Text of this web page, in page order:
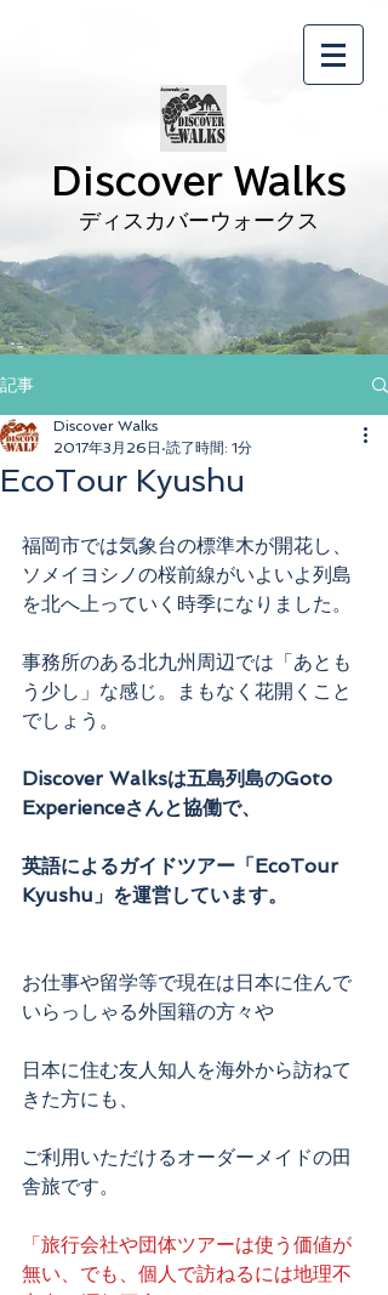
Discover Walks
ディスカバーウォークス
記事
EcoTour Kyushu
Discover Walks
2017年3月26日 読了時間: 1分
福岡市では気象台の標準木が開花し、
ソメイヨシノの桜前線がいよいよ列島
を北へ上っていく時季になりました。
事務所のある北九州周辺では「あとも
う少し」な感じ。まもなく花開くこと
でしょう。
Discover Walksは五島列島のGoto
Experienceさんと協働で、
英語によるガイドツアー「EcoTour
Kyushu」を運営しています。
お仕事や留学等で現在は日本に住んで
いらっしゃる外国籍の方々や
日本に住む友人知人を海外から訪ねて
きた方にも、
ご利用いただけるオーダーメイドの田
舎旅です。
「旅行会社や団体ツアーは使う価値が
無い、でも、個人で訪ねるには地理不